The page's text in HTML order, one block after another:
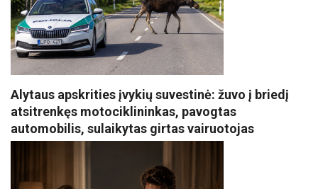
Alytaus apskrities įvykių suvestinė: žuvo į briedį
atsitrenkęs motociklininkas, pavogtas
automobilis, sulaikytas girtas vairuotojas